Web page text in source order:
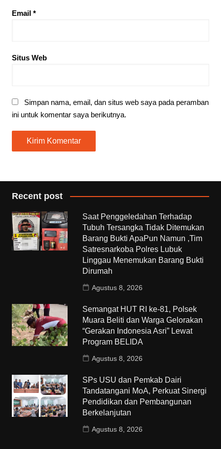
Email *
Situs Web
Simpan nama, email, dan situs web saya pada peramban
ini untuk komentar saya berikutnya.
Recent post
Saat Penggeledahan Terhadap
Tubuh Tersangka Tidak Ditemukan
Barang Bukti ApaPun Namun ,Tim
Satresnarkoba Polres Lubuk
Linggau Menemukan Barang Bukti
Dirumah
Agustus 8, 2026
Semangat HUT RI ke-81, Polsek
Muara Beliti dan Warga Gelorakan
“Gerakan Indonesia Asri” Lewat
Program BELIDA
Agustus 8, 2026
SPs USU dan Pemkab Dairi
Tandatangani MoA, Perkuat Sinergi
Pendidikan dan Pembangunan
Berkelanjutan
Agustus 8, 2026